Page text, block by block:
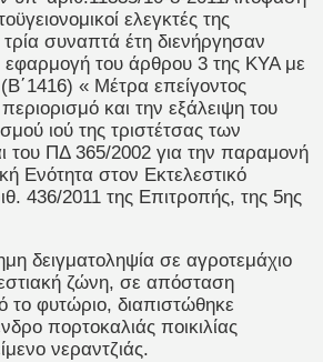
ελεγκτές της
συναπτά έτη διενήργησαν
εφαρμογή του άρθρου 3 της ΚΥΑ με
« Μέτρα επείγοντος
και την εξάλειψη του
ιού της τριστέτσας των
του ΠΔ 365/2002 για την παραμονή
Ενότητα στον Εκτελεστικό
436/2011 της Επιτροπής, της 5ης
δειγματοληψία σε αγροτεμάχιο
ζώνη, σε απόσταση
φυτώριο, διαπιστώθηκε
πορτοκαλιάς ποικιλίας
νεραντζιάς.